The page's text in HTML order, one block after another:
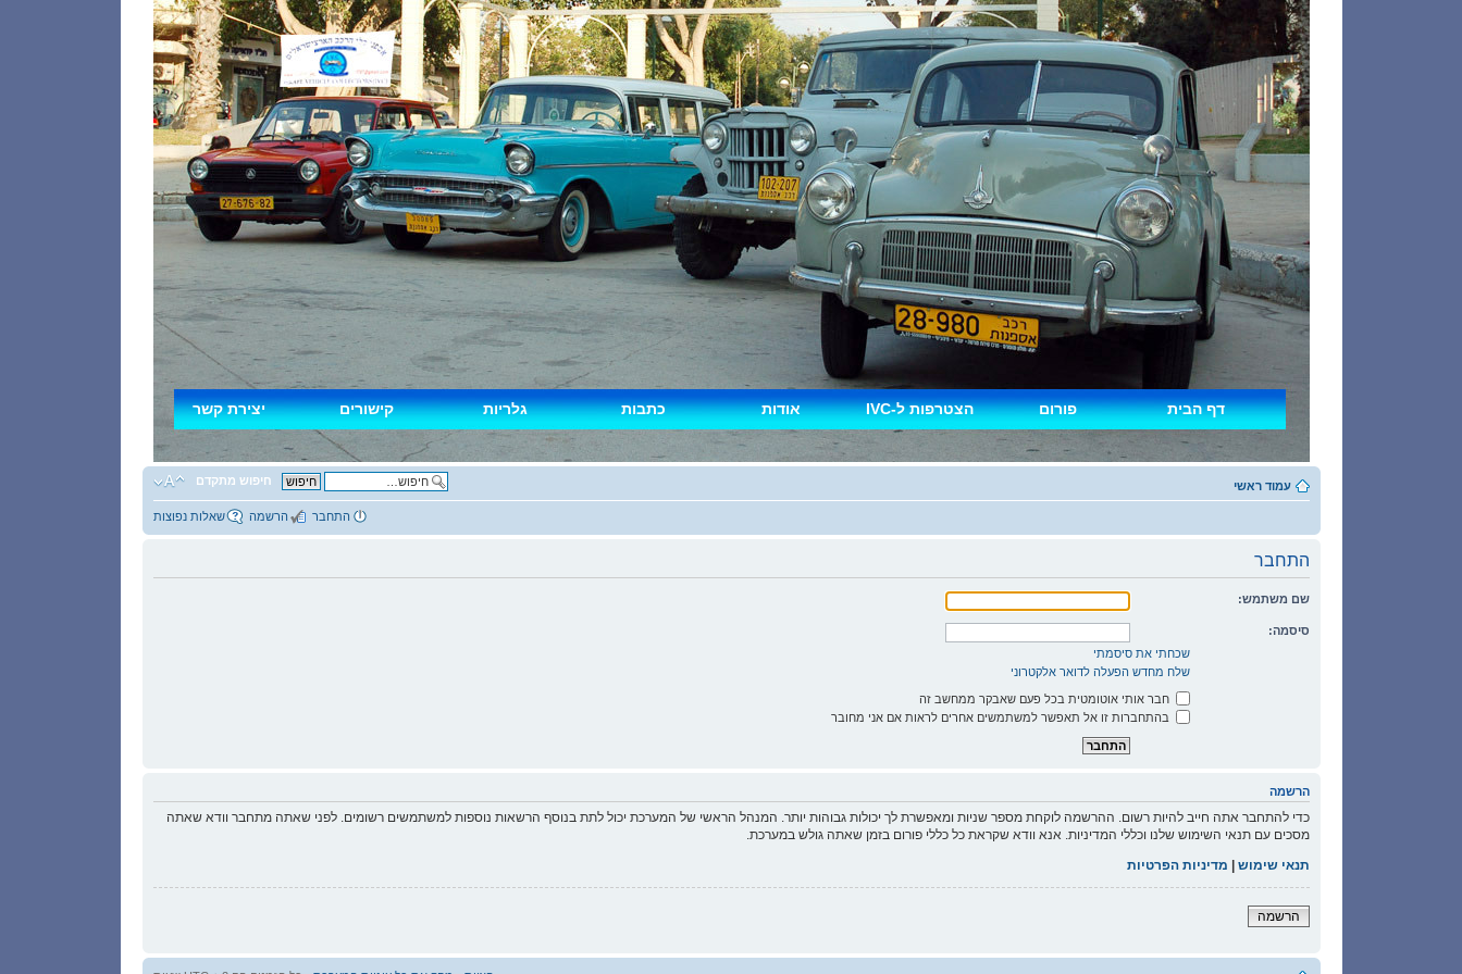
יצירת קשר קישורים גלריות כתבות אודות הצטרפות ל-IVC פורום דף הבית
עמוד ראשי חיפוש מתקדם
שאלות נפוצות הרשמה התחבר
התחבר
שם משתמש:
סיסמה:
שכחתי את סיסמתי
שלח מחדש הפעלה לדואר אלקטרוני
חבר אותי אוטומטית בכל פעם שאבקר ממחשב זה
בהתחברות זו אל תאפשר למשתמשים אחרים לראות אם אני מחובר
הרשמה
כדי להתחבר אתה חייב להיות רשום. ההרשמה לוקחת מספר שניות ומאפשרת לך יכולות גבוהות יותר. המנהל הראשי של המערכת יכול לתת בנוסף הרשאות נוספות למשתמשים רשומים. לפני שאתה מתחבר וודא שאתה
מסכים עם תנאי השימוש שלנו וכללי המדיניות. אנא וודא שקראת כל כללי פורום בזמן שאתה גולש במערכת.
תנאי שימוש | מדיניות הפרטיות
הרשמה